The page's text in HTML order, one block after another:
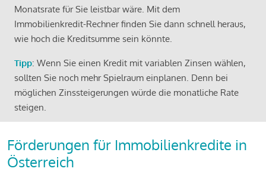
Monatsrate für Sie leistbar wäre. Mit dem
Immobilienkredit-Rechner finden Sie dann schnell heraus,
wie hoch die Kreditsumme sein könnte.
Tipp: Wenn Sie einen Kredit mit variablen Zinsen wählen,
sollten Sie noch mehr Spielraum einplanen. Denn bei
möglichen Zinssteigerungen würde die monatliche Rate
steigen.
Förderungen für Immobilienkredite in
Österreich